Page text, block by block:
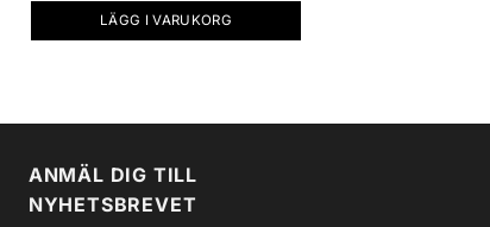
LÄGG I VARUKORG
ANMÄL DIG TILL
NYHETSBREVET